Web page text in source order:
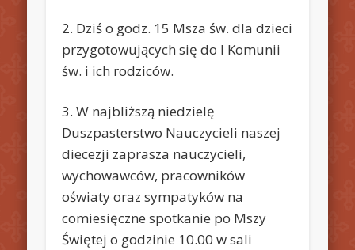
2. Dziś o godz. 15 Msza św. dla dzieci
przygotowujących się do I Komunii
św. i ich rodziców.
3. W najbliższą niedzielę
Duszpasterstwo Nauczycieli naszej
diecezji zaprasza nauczycieli,
wychowawców, pracowników
oświaty oraz sympatyków na
comiesięczne spotkanie po Mszy
Świętej o godzinie 10.00 w sali